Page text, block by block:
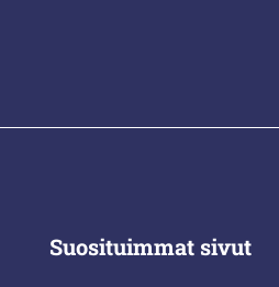
Suosituimmat sivut